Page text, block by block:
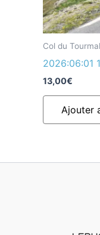
Col du
2026:06:01
13,00€
Ajouter